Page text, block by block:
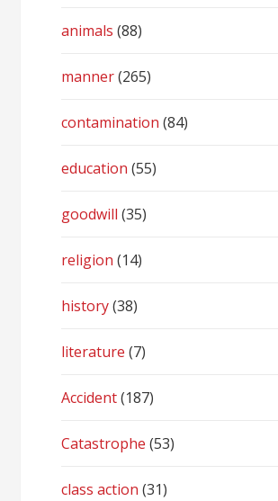
animals (88)
manner(265)
contamination (84)
education (55)
goodwill (35)
religion (14)
history(38)
literature (7)
Accident(187)
Catastrophe (53)
class action (31)